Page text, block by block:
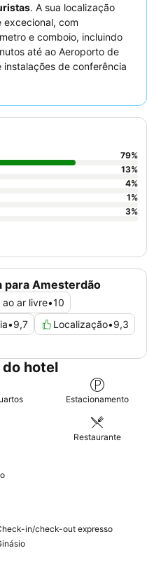
. A sua localização
excecional, com
e comboio, incluindo
até ao Aeroporto de
de conferência
a educação
e fruta fresca. Para uma
não ter limpeza diária do
para Amesterdão
ar livre•10
•9,7 Localização•9,3
79%
13%
4%
1%
3%
hotel
Estacionamento
Restaurante
in/check-out expresso